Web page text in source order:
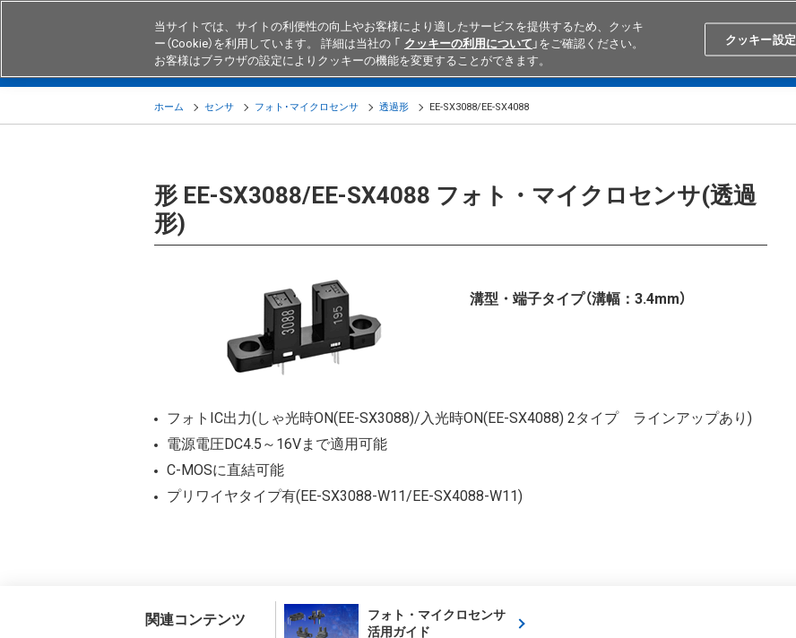
Japan Search
製品 業界・用途別商品 知る・学ぶ テクニカルサポート
ホーム センサ フォト･マイクロセンサ 透過形 EE-SX3088/EE-SX4088
形 EE-SX3088/EE-SX4088 フォト・マイクロセンサ(透過
形)
溝型・端子タイプ（溝幅：3.4mm）
フォトIC出力(しゃ光時ON(EE-SX3088)/入光時ON(EE-SX4088) 2タイプ ラインアップあり)
電源電圧DC4.5～16Vまで適用可能
C-MOSに直結可能
プリワイヤタイプ有(EE-SX3088-W11/EE-SX4088-W11)
関連コンテンツ
フォト・マイクロセンサ
活用ガイド
当サイトでは、サイトの利便性の向上やお客様により適したサービスを提供するため、クッキ
ー（Cookie）を利用しています。 詳細は当社の 「 クッキーの利用について 」をご確認ください。
お客様はブラウザの設定によりクッキーの機能を変更することができます。
クッキー設定